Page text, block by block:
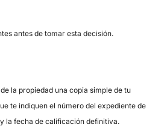
antes de tomar esta decisión.
la propiedad una copia simple de tu
te indiquen el número del expediente de
la fecha de calificación definitiva.